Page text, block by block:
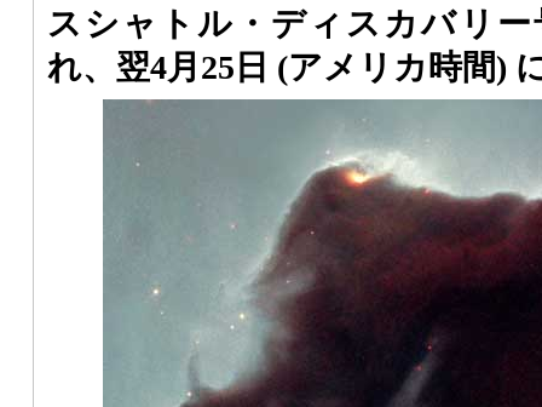
スシャトル・ディスカバリ
れ、翌4月25日 (アメリカ時間)